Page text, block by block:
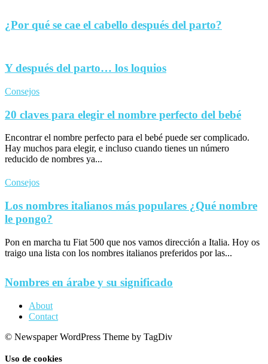
¿Por qué se cae el cabello después del parto?
Y después del parto… los loquios
Consejos
20 claves para elegir el nombre perfecto del bebé
Encontrar el nombre perfecto para el bebé puede ser complicado.
Hay muchos para elegir, e incluso cuando tienes un número
reducido de nombres ya...
Consejos
Los nombres italianos más populares ¿Qué nombre
le pongo?
Pon en marcha tu Fiat 500 que nos vamos dirección a Italia. Hoy os
traigo una lista con los nombres italianos preferidos por las...
Nombres en árabe y su significado
About
Contact
© Newspaper WordPress Theme by TagDiv
Uso de cookies